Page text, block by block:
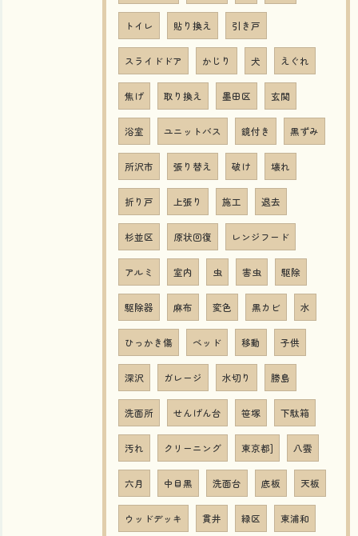
トイレ 貼り換え 引き戸
スライドドア かじり 犬 えぐれ
焦げ 取り換え 墨田区 玄関
浴室 ユニットバス 鏡付き 黒ずみ
所沢市 張り替え 破け 壊れ
折り戸 上張り 施工 退去
杉並区 原状回復 レンジフード
アルミ 室内 虫 害虫 駆除
駆除器 麻布 変色 黒カビ 水
ひっかき傷 ベッド 移動 子供
深沢 ガレージ 水切り 勝島
洗面所 せんげん台 笹塚 下駄箱
汚れ クリーニング 東京都] 八雲
六月 中目黒 洗面台 底板 天板
ウッドデッキ 貫井 緑区 東浦和